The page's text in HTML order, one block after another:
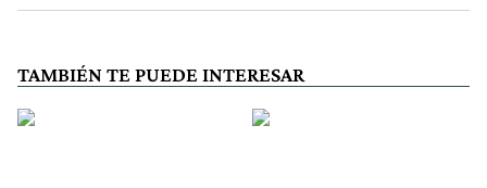
TAMBIÉN TE PUEDE INTERESAR